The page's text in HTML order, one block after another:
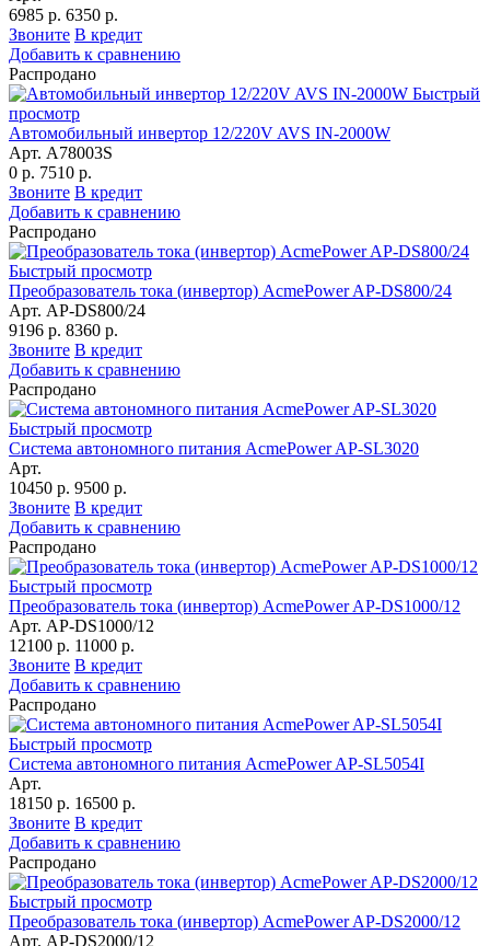
6985 р. 6350 р.
Звоните В кредит
Добавить к сравнению
Распродано
Быстрый
просмотр
Автомобильный инвертор 12/220V AVS IN-2000W
Арт. A78003S
0 р. 7510 р.
Звоните В кредит
Добавить к сравнению
Распродано
Быстрый просмотр
Преобразователь тока (инвертор) AcmePower AP-DS800/24
Арт. AP-DS800/24
9196 р. 8360 р.
Звоните В кредит
Добавить к сравнению
Распродано
Быстрый просмотр
Система автономного питания AcmePower AP-SL3020
Арт.
10450 р. 9500 р.
Звоните В кредит
Добавить к сравнению
Распродано
Быстрый просмотр
Преобразователь тока (инвертор) AcmePower AP-DS1000/12
Арт. AP-DS1000/12
12100 р. 11000 р.
Звоните В кредит
Добавить к сравнению
Распродано
Быстрый просмотр
Система автономного питания AcmePower AP-SL5054I
Арт.
18150 р. 16500 р.
Звоните В кредит
Добавить к сравнению
Распродано
Быстрый просмотр
Преобразователь тока (инвертор) AcmePower AP-DS2000/12
Арт. AP-DS2000/12